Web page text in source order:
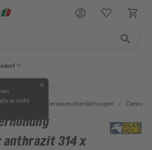
er nicht
✕
/ Carports & Terrassenüberdachungen / Carports
anthrazit 314 x